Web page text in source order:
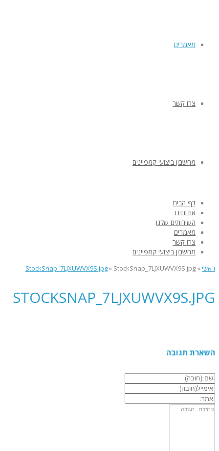
מאמרים
צרו קשר
מחשבון ביצועי קמפיינים
דף הבית
אודותינו
השירותים שלנו
מאמרים
צרו קשר
מחשבון ביצועי קמפיינים
ראשי »
StockSnap_7LJXUWVX9S.jpg» StockSnap_7LJXUWVX9S.jpg
STOCKSNAP_7LJXUWVX9S.JPG
השארת תגובה